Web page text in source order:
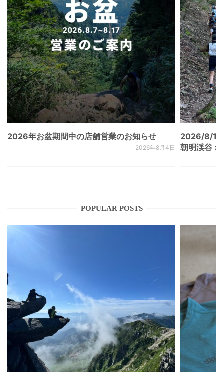
2026年お盆期間中の店舗営業のお知らせ
2026年8月4日
2026/8/
朝明渓谷 ×
POPULAR POSTS